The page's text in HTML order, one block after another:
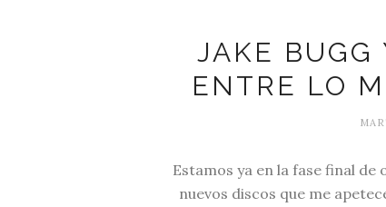
JAKE BUGG
ENTRE LO
Estamos ya en la fase final
nuevos discos que me